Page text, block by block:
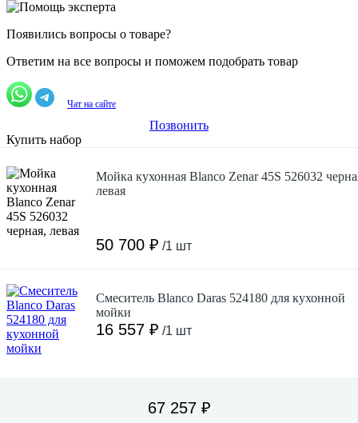
Появились вопросы о товаре?
Ответим на все вопросы и поможем подобрать товар
Чат на сайте
Позвонить
Купить набор
Мойка кухонная Blanco Zenar 45S 526032
левая
50 700 ₽ /1 шт
Смеситель Blanco Daras 524180 для кухонной
мойки
16 557 ₽ /1 шт
67 257 ₽